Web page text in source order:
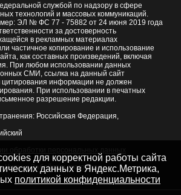
службой по надзору в сфере
технологий и массовых коммуникаций.
ЭЛ № ФС 77 - 75882 от 24 июня 2019 года
за достоверность
в рекламных материалах
частичное копирование и использование
как составных произведений, включая
При любом использовании данных
СМИ, ссылка на данный сайт
информации не должен
При использовании в печатных
разрешение редакции.
Российская Федерация,
Читы и Забайкальского края
для корректной работы сайта
данных в Яндекс.Метрика,
политикой конфиденциальности